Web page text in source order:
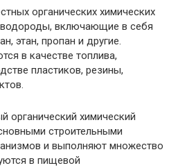
органических химических
включающие в себя
этан, пропан и другие.
в качестве топлива,
пластиков, резины,
органический химический
строительными
и выполняют множество
в пищевой